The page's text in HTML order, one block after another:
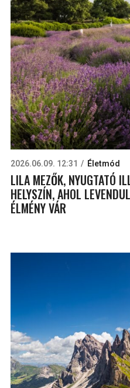
2026.06.09. 12:31 Életmód
LILA MEZŐK, NYUGTATÓ
HELYSZÍN, AHOL
ÉLMÉNY VÁR